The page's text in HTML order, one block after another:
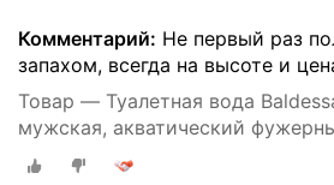
Комментарий: Не первый раз
запахом, всегда на высоте и
Товар — Туалетная вода
мужская, акватический